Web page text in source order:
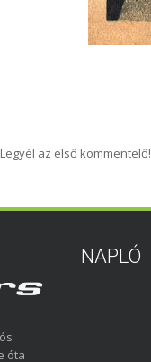
az első kommentelő!
óta
NAPLÓ